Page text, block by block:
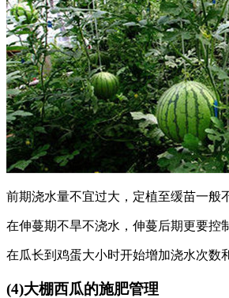
前期浇水量不宜过大，定植至缓苗一般
在伸蔓期不旱不浇水，伸蔓后期更要控
在瓜长到鸡蛋大小时开始增加浇水次数
(4)大棚西瓜的施肥管理